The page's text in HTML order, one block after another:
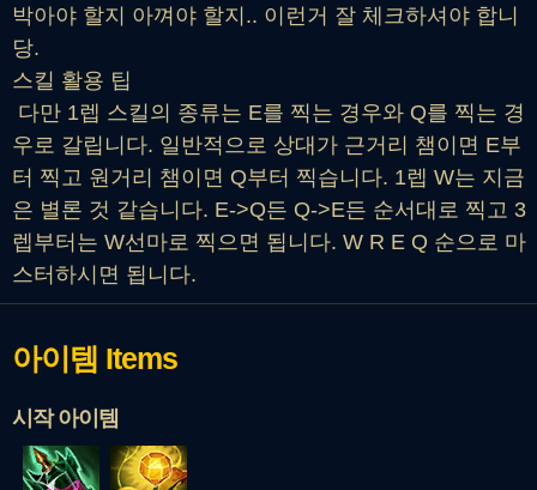
박아야 할지 아껴야 할지.. 이런거 잘 체크하셔야 합니
당.
스킬 활용 팁
다만 1렙 스킬의 종류는 E를 찍는 경우와 Q를 찍는 경
우로 갈립니다. 일반적으로 상대가 근거리 챔이면 E부
터 찍고 원거리 챔이면 Q부터 찍습니다. 1렙 W는 지금
은 별론 것 같습니다. E->Q든 Q->E든 순서대로 찍고 3
렙부터는 W선마로 찍으면 됩니다. W R E Q 순으로 마
스터하시면 됩니다.
아이템 Items
시작 아이템